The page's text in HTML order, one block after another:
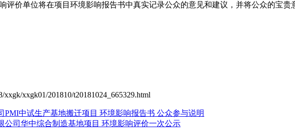
评价单位将在项目环境影响报告书中真实记录公众的意见和建议，并将公众的宝贵
xxgk01/201810/t20181024_665329.html
PMI中试生产基地搬迁项目 环境影响报告书 公众参与说明
公司华中综合制造基地项目 环境影响评价一次公示